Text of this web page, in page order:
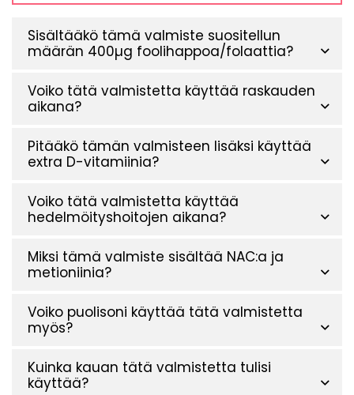
Sisältääkö tämä valmiste suositellun
määrän 400µg foolihappoa/folaattia?
Voiko tätä valmistetta käyttää raskauden
aikana?
Pitääkö tämän valmisteen lisäksi käyttää
extra D-vitamiinia?
Voiko tätä valmistetta käyttää
hedelmöityshoitojen aikana?
Miksi tämä valmiste sisältää NAC:a ja
metioniinia?
Voiko puolisoni käyttää tätä valmistetta
myös?
Kuinka kauan tätä valmistetta tulisi
käyttää?